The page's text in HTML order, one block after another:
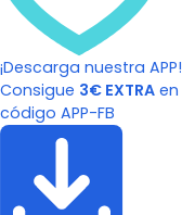
¡Descarga nuestra APP!
Consigue 3€ EXTRA
código APP-FB